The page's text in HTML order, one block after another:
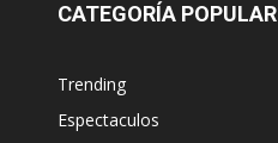
CATEGORÍA POPULAR
Trending
Espectaculos